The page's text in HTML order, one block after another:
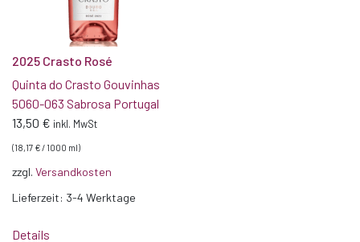
2025 Crasto Rosé
Quinta do Crasto Gouvinhas
5060-063 Sabrosa Portugal
13,50 € inkl. MwSt
(18,17 €/ 1000 ml)
zzgl. Versandkosten
Lieferzeit: 3-4 Werktage
Details